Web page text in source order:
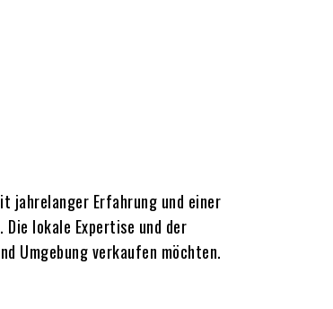
jahrelanger Erfahrung und einer
lokale Expertise und der
Umgebung verkaufen möchten.